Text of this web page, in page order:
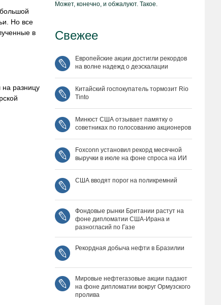
Но все
в
на разницу
Может, конечно, и обжалуют. Такое.
Свежее
Европейские акции достигли рекордов
на волне надежд о деэскалации
Китайский госпокупатель тормозит Rio
Tinto
Минюст США отзывает памятку о
советниках по голосованию акционеров
Foxconn установил рекорд месячной
выручки в июле на фоне спроса на ИИ
США вводят порог на поликремний
Фондовые рынки Британии растут на
фоне дипломатии США‑Ирана и
разногласий по Газе
Рекордная добыча нефти в Бразилии
Мировые нефтегазовые акции падают
на фоне дипломатии вокруг Ормузского
пролива